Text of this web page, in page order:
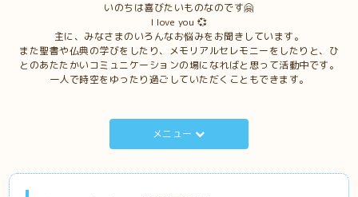
いのちは喜びたいものなのです🤗
I love you 💞
主に、みなさまのいろんなお悩みをお聞きしています。
また聖書や仏典の学びをしたり、メモリアルセレモニーをしたりと、ひ
とのあたたかいコミュニケーションの場になればと思って活動中です。
一人で時空をゆったり過ごしていただくこともできます。
メニュー